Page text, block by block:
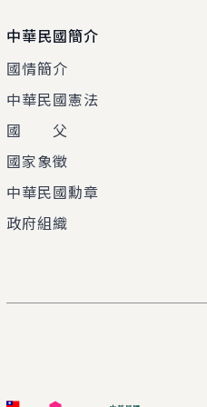
中華民國簡介
國情簡介
中華民國憲法
國 父
國家象徵
中華民國勳章
政府組織